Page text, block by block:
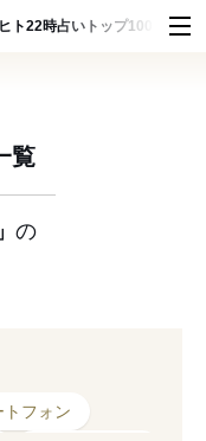
ト22時占い トップ100 スナッ
覧
の
フォン